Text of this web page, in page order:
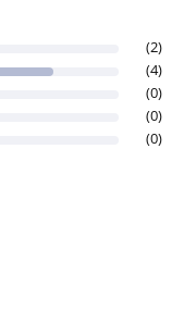
(2)
(4)
(0)
(0)
(0)